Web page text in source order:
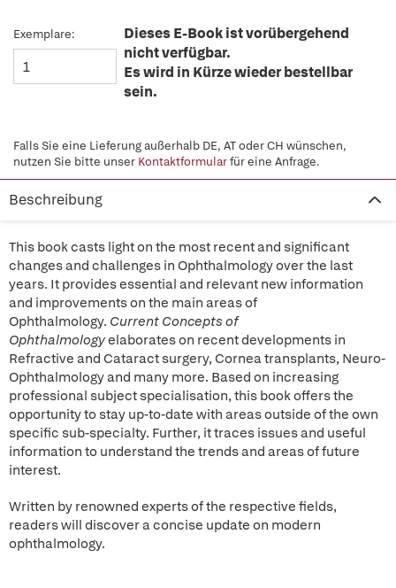
Exemplare:
Dieses E-Book ist vorübergehend
nicht verfügbar.
Es wird in Kürze wieder bestellbar
sein.
Falls Sie eine Lieferung außerhalb DE, AT oder CH wünschen,
nutzen Sie bitte unser Kontaktformularfür eine Anfrage.
Beschreibung
This book casts light on the most recent and significant
changes and challenges in Ophthalmology over the last
years. It provides essential and relevant new information
and improvements on the main areas of
Ophthalmology. Current Concepts of
Ophthalmologyelaborates on recent developments in
Refractive and Cataract surgery, Cornea transplants, Neuro-
Ophthalmology and many more. Based on increasing
professional subject specialisation, this book offers the
opportunity to stay up-to-date with areas outside of the own
specific sub-specialty. Further, it traces issues and useful
information to understand the trends and areas of future
interest.
Written by renowned experts of the respective fields,
readers will discover a concise update on modern
ophthalmology.